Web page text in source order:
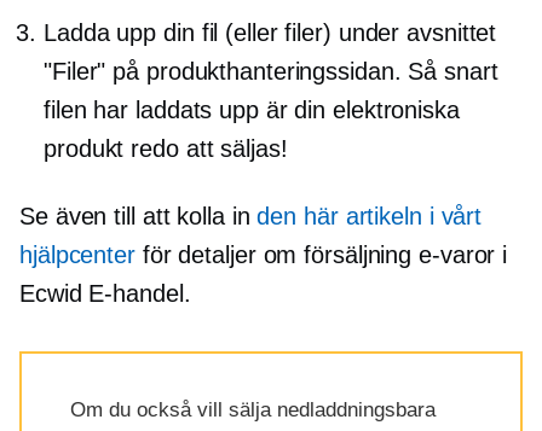
Ladda upp din fil (eller filer) under avsnittet
"Filer" på produkthanteringssidan. Så snart
filen har laddats upp är din elektroniska
produkt redo att säljas!
Se även till att kolla inden här artikeln i vårt
hjälpcenterför detaljer om försäljninge-varor i
Ecwid E-handel.
Om du också vill sälja nedladdningsbara